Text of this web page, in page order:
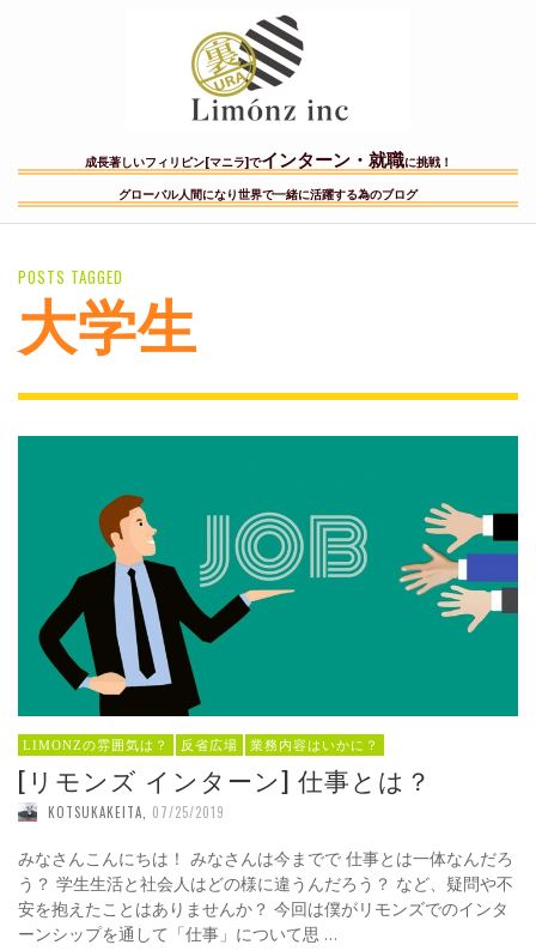
成長著しいフィリピン[マニラ]でインターン・就職に挑戦！
グローバル人間になり世界で一緒に活躍する為のブログ
POSTS TAGGED
大学生
LIMONZの雰囲気は？ 反省広場 業務内容はいかに？
[リモンズ インターン] 仕事とは？
KOTSUKAKEITA 07/25/2019
みなさんこんにちは！ みなさんは今までで 仕事とは一体なんだろ
う？ 学生生活と社会人はどの様に違うんだろう？ など、疑問や不
安を抱えたことはありませんか？ 今回は僕がリモンズでのインタ
ーンシップを通して「仕事」について思 …